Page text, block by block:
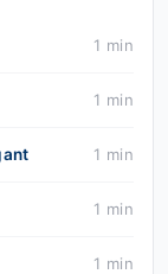
1 min
1 min
1 min
1 min
1 min